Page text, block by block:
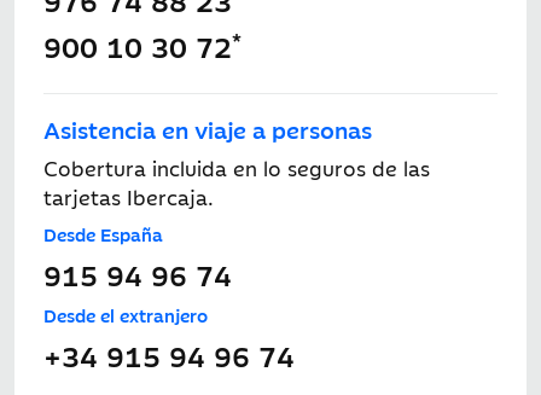
900 10 30 72*
Asistencia en viaje a personas
Cobertura incluida en lo seguros de las
tarjetas Ibercaja.
Desde España
915 94 96 74
Desde el extranjero
+34 915 94 96 74